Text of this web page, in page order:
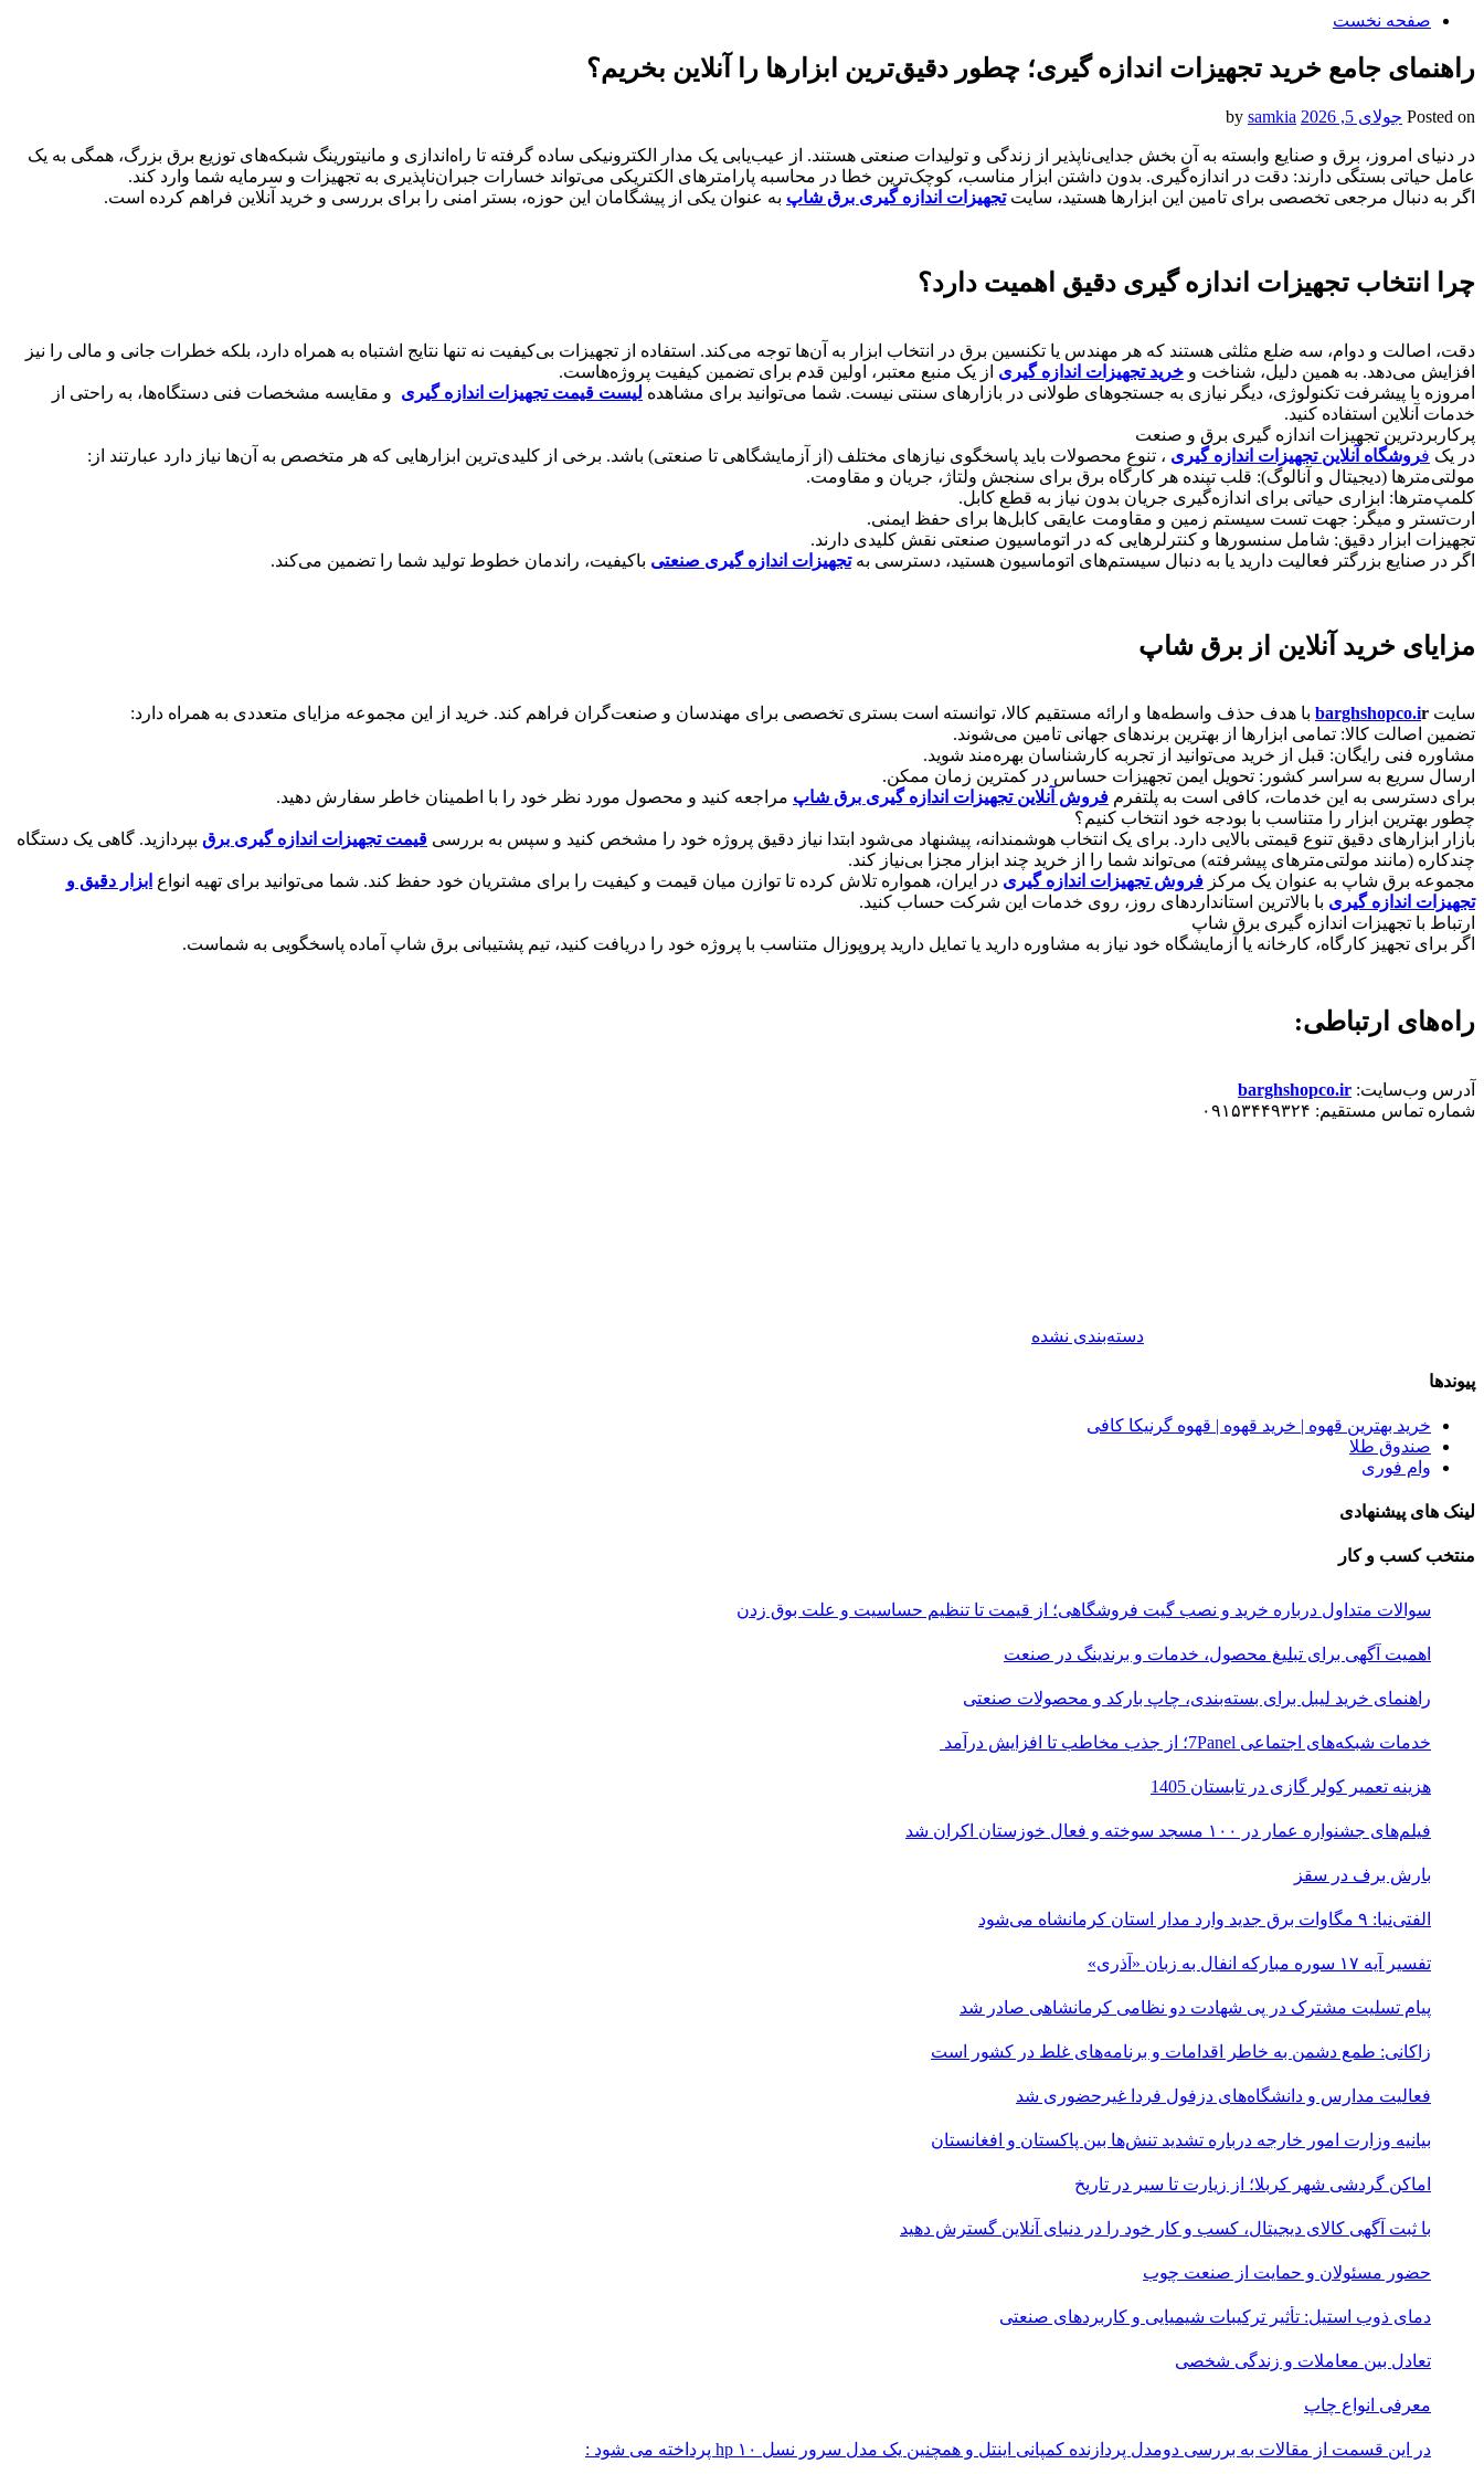
صفحه نخست
راهنمای جامع خرید تجهیزات اندازه گیری؛ چطور دقیق‌ترین ابزارها را آنلاین بخریم؟
Posted on جولای 5, 2026 samkia
​در دنیای امروز، برق و صنایع وابسته به آن بخش جدایی‌ناپذیر از زندگی و تولیدات صنعتی هستند. از عیب‌یابی یک مدار الکترونیکی ساده گرفته تا راه‌اندازی و مانیتورینگ شبکه‌های توزیع برق بزرگ، همگی به یک
عامل حیاتی بستگی دارند: دقت در اندازه‌گیری. بدون داشتن ابزار مناسب، کوچک‌ترین خطا در محاسبه پارامترهای الکتریکی می‌تواند خسارات جبران‌ناپذیری به تجهیزات و سرمایه شما وارد کند.
​اگر به دنبال مرجعی تخصصی برای تامین این ابزارها هستید، سایتتجهیزات اندازه گیری برق شاپ به عنوان یکی از پیشگامان این حوزه، بستر امنی را برای بررسی و خرید آنلاین فراهم کرده است.
​چرا انتخاب تجهیزات اندازه گیری دقیق اهمیت دارد؟
​دقت، اصالت و دوام، سه ضلع مثلثی هستند که هر مهندس یا تکنسین برق در انتخاب ابزار به آن‌ها توجه می‌کند. استفاده از تجهیزات بی‌کیفیت نه تنها نتایج اشتباه به همراه دارد، بلکه خطرات جانی و مالی را نیز
افزایش می‌دهد. به همین دلیل، شناخت و خرید تجهیزات اندازه گیری از یک منبع معتبر، اولین قدم برای تضمین کیفیت پروژه‌هاست.
​امروزه با پیشرفت تکنولوژی، دیگر نیازی به جستجوهای طولانی در بازارهای سنتی نیست. شما می‌توانید برای مشاهده لیست قیمت تجهیزات اندازه گیری و مقایسه مشخصات فنی دستگاه‌ها، به راحتی از
خدمات آنلاین استفاده کنید.
​پرکاربردترین تجهیزات اندازه گیری برق و صنعت
​در یک فروشگاه آنلاین تجهیزات اندازه گیری ، تنوع محصولات باید پاسخگوی نیازهای مختلف (از آزمایشگاهی تا صنعتی) باشد. برخی از کلیدی‌ترین ابزارهایی که هر متخصص به آن‌ها نیاز دارد عبارتند از:
​مولتی‌مترها (دیجیتال و آنالوگ): قلب تپنده هر کارگاه برق برای سنجش ولتاژ، جریان و مقاومت.
​کلمپ‌مترها: ابزاری حیاتی برای اندازه‌گیری جریان بدون نیاز به قطع کابل.
​ارت‌تستر و میگر: جهت تست سیستم زمین و مقاومت عایقی کابل‌ها برای حفظ ایمنی.
​تجهیزات ابزار دقیق: شامل سنسورها و کنترلرهایی که در اتوماسیون صنعتی نقش کلیدی دارند.
​اگر در صنایع بزرگتر فعالیت دارید یا به دنبال سیستم‌های اتوماسیون هستید، دسترسی بهتجهیزات اندازه گیری صنعتی باکیفیت، راندمان خطوط تولید شما را تضمین می‌کند.
​مزایای خرید آنلاین از برق شاپ
​سایت barghshopco.ir
با هدف حذف واسطه‌ها و ارائه مستقیم کالا، توانسته است بستری تخصصی برای مهندسان و صنعت‌گران فراهم کند. خرید از این مجموعه مزایای متعددی به همراه دارد:
​تضمین اصالت کالا: تمامی ابزارها از بهترین برندهای جهانی تامین می‌شوند.
​مشاوره فنی رایگان: قبل از خرید می‌توانید از تجربه کارشناسان بهره‌مند شوید.
​ارسال سریع به سراسر کشور: تحویل ایمن تجهیزات حساس در کمترین زمان ممکن.
​برای دسترسی به این خدمات، کافی است به پلتفرم فروش آنلاین تجهیزات اندازه گیری برق شاپ مراجعه کنید و محصول مورد نظر خود را با اطمینان خاطر سفارش دهید.
​چطور بهترین ابزار را متناسب با بودجه خود انتخاب کنیم؟
​بازار ابزارهای دقیق تنوع قیمتی بالایی دارد. برای یک انتخاب هوشمندانه، پیشنهاد می‌شود ابتدا نیاز دقیق پروژه خود را مشخص کنید و سپس به بررسی قیمت تجهیزات اندازه گیری برق بپردازید. گاهی یک دستگاه
چندکاره (مانند مولتی‌مترهای پیشرفته) می‌تواند شما را از خرید چند ابزار مجزا بی‌نیاز کند.
​مجموعه برق شاپ به عنوان یک مرکز فروش تجهیزات اندازه گیری در ایران، همواره تلاش کرده تا توازن میان قیمت و کیفیت را برای مشتریان خود حفظ کند. شما می‌توانید برای تهیه انواع ابزار دقیق و
تجهیزات اندازه گیری با بالاترین استانداردهای روز، روی خدمات این شرکت حساب کنید.
​ارتباط با تجهیزات اندازه گیری برق شاپ
​اگر برای تجهیز کارگاه، کارخانه یا آزمایشگاه خود نیاز به مشاوره دارید یا تمایل دارید پروپوزال متناسب با پروژه خود را دریافت کنید، تیم پشتیبانی برق شاپ آماده پاسخگویی به شماست.
​راه‌های ارتباطی:
​آدرس وب‌سایت: barghshopco.ir
​شماره تماس مستقیم: ۰۹۱۵۳۴۴۹۳۲۴
دسته‌بندی نشده
پیوندها
خرید بهترین قهوه | خرید قهوه | قهوه گرنیکا کافی
صندوق طلا
وام فوری
لینک های پیشنهادی
منتخب کسب و کار
سوالات متداول درباره خرید و نصب گیت فروشگاهی؛ از قیمت تا تنظیم حساسیت و علت بوق زدن
اهمیت آگهی برای تبلیغ محصول، خدمات و برندینگ در صنعت
راهنمای خرید لیبل برای بسته‌بندی، چاپ بارکد و محصولات صنعتی
خدمات شبکه‌های اجتماعی 7Panel؛ از جذب مخاطب تا افزایش درآمد
هزینه تعمیر کولر گازی در تابستان 1405
فیلم‌های جشنواره عمار در ۱۰۰ مسجد سوخته و فعال خوزستان اکران شد
بارش برف در سقز
الفتی‌نیا: ۹ مگاوات برق جدید وارد مدار استان کرمانشاه می‌شود
تفسیر آیه ۱۷ سوره مبارکه انفال به زبان «آذری»
پیام تسلیت مشترک در پی شهادت دو نظامی کرمانشاهی صادر شد
زاکانی: طمع دشمن به خاطر اقدامات و برنامه‌های غلط در کشور است
فعالیت مدارس و دانشگاه‌های دزفول فردا غیرحضوری شد
بیانیه وزارت امور خارجه درباره تشدید تنش‌ها بین پاکستان و افغانستان
اماکن گردشی شهر کربلا؛ از زیارت تا سیر در تاریخ
با ثبت آگهی کالای دیجیتال، کسب و کار خود را در دنیای آنلاین گسترش دهید
حضور مسئولان و حمایت از صنعت چوب
دمای ذوب استیل: تأثیر ترکیبات شیمیایی و کاربردهای صنعتی
تعادل بین معاملات و زندگی شخصی
معرفی انواع چاپ
در این قسمت از مقالات به بررسی دو‌مدل پردازنده کمپانی اینتل و همچنین یک مدل سرور نسل ۱۰ hp پرداخته می شود :